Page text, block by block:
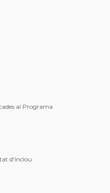
al Programa
d'Inclou